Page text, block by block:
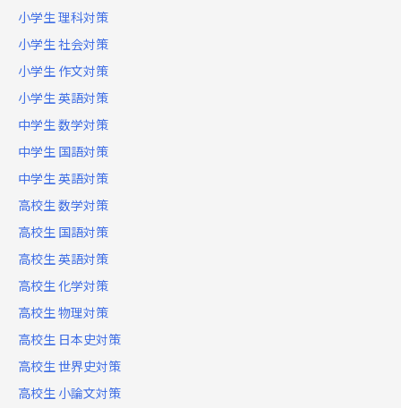
小学生 理科対策
小学生 社会対策
小学生 作文対策
小学生 英語対策
中学生 数学対策
中学生 国語対策
中学生 英語対策
高校生 数学対策
高校生 国語対策
高校生 英語対策
高校生 化学対策
高校生 物理対策
高校生 日本史対策
高校生 世界史対策
高校生 小論文対策